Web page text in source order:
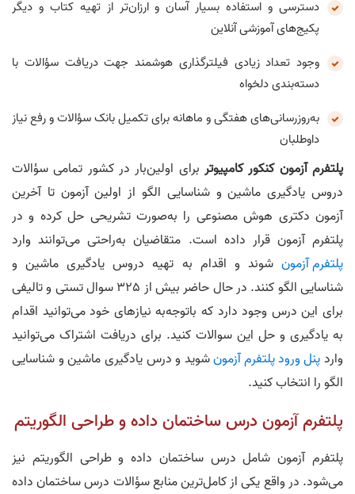
دسترسی و استفاده بسیار آسان و ارزان‌تر از تهیه کتاب و دیگر
پکیج‌های آموزشی آنلاین
وجود تعداد زیادی فیلترگذاری هوشمند جهت دریافت سؤالات با
دسته‌بندی دلخواه
به‌روزرسانی‌های هفتگی و ماهانه برای تکمیل بانک سؤالات و رفع نیاز
داوطلبان
پلتفرم آزمون کنکور کامپیوتر برای اولین‌بار در کشور تمامی سؤالات
دروس یادگیری ماشین و شناسایی الگو از اولین آزمون تا آخرین
آزمون دکتری هوش مصنوعی را به‌صورت تشریحی حل کرده و در
پلتفرم آزمون قرار داده است. متقاضیان به‌راحتی می‌توانند وارد
پلتفرم آزمون شوند و اقدام به تهیه دروس یادگیری ماشین و
شناسایی الگو کنند. در حال حاضر بیش از 325 سوال تستی و تالیفی
برای این درس وجود دارد که باتوجه‌به نیاز‌های خود می‌توانید اقدام
به یادگیری و حل این سوالات کنید. برای دریافت اشتراک می‌توانید
واردپنل ورود پلتفرم آزمونشوید و درس یادگیری ماشین و شناسایی
الگو را انتخاب کنید.
پلتفرم آزمون درس ساختمان داده و طراحی الگوریتم
پلتفرم آزمون شامل درس ساختمان داده و طراحی الگوریتم‌ نیز
می‌شود. در واقع یکی از کامل‌ترین منابع سؤالات درس ساختمان داده